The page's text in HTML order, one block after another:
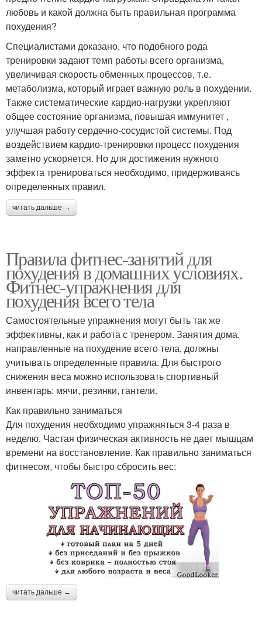
любовь и какой должна быть правильная программа
похудения?
Специалистами доказано, что подобного рода
тренировки задают темп работы всего организма,
увеличивая скорость обменных процессов, т.е.
метаболизма, который играет важную роль в похудении.
Также систематические кардио-нагрузки укрепляют
общее состояние организма, повышая иммунитет ,
улучшая работу сердечно-сосудистой системы. Под
воздействием кардио-тренировки процесс похудения
заметно ускоряется. Но для достижения нужного
эффекта тренироваться необходимо, придерживаясь
определенных правил.
читать дальше →
Правила фитнес-занятий для
похудения в домашних условиях.
Фитнес-упражнения для
похудения всего тела
Самостоятельные упражнения могут быть так же
эффективны, как и работа с тренером. Занятия дома,
направленные на похудение всего тела, должны
учитывать определенные правила. Для быстрого
снижения веса можно использовать спортивный
инвентарь: мячи, резинки, гантели.
Как правильно заниматься
Для похудения необходимо упражняться 3-4 раза в
неделю. Частая физическая активность не дает мышцам
времени на восстановление. Как правильно заниматься
фитнесом, чтобы быстро сбросить вес:
читать дальше →